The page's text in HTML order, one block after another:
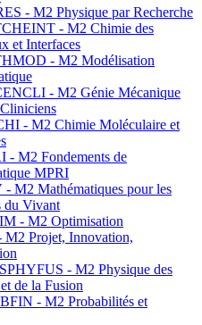
- M2 Physique par Recherche
- M2 Chimie des
et Interfaces
- M2 Modélisation
- M2 Génie Mécanique
- M2 Chimie Moléculaire et
- M2 Fondements de
MPRI
M2 Mathématiques pour les
du Vivant
- M2 Optimisation
M2 Projet, Innovation,
- M2 Physique des
de la Fusion
- M2 Probabilités et